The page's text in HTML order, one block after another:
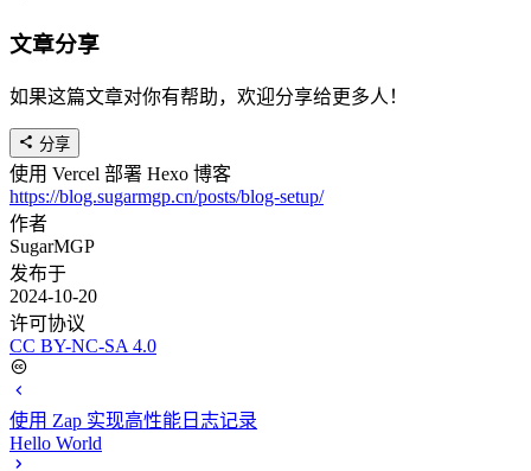
文章分享
如果这篇文章对你有帮助，欢迎分享给更多人！
分享
使用 Vercel 部署 Hexo 博客
https://blog.sugarmgp.cn/posts/blog-setup/
作者
SugarMGP
发布于
2024-10-20
许可协议
CC BY-NC-SA 4.0
使用 Zap 实现高性能日志记录
Hello World